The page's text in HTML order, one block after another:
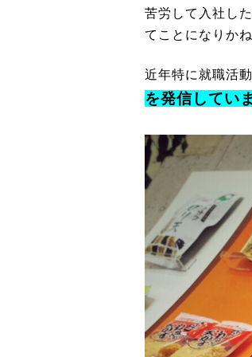
苦労して入社し
てことになりかね
近年特に就職活
を発信してい